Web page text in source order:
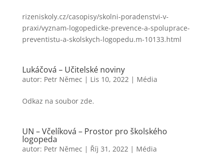
rizeniskoly.cz/casopisy/skolni-poradenstvi-v-
praxi/vyznam-logopedicke-prevence-a-spoluprace-
preventistu-a-skolskych-logopedu.m-10133.html
Lukáčová – Učitelské noviny
autor: Petr Němec | Lis 10, 2022| Média
Odkaz na soubor zde.
UN – Včelíková – Prostor pro školského
logopeda
autor: Petr Němec | Říj 31, 2022| Média